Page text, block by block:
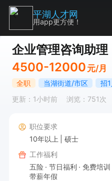
企业管理咨询助理
4500-12000 元/月
全职 当湖街道/市区
招1
更新：1小时前
浏览：751次
职位要求
10年以上
硕士
工作福利
五险
节日福利 免费培训
带薪年假
平湖人才网
用app更方便！